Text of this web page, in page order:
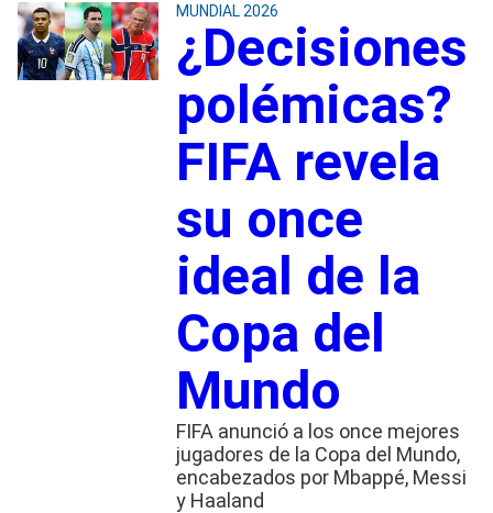
MUNDIAL 2026
¿Decisiones
polémicas?
FIFA revela
su once
ideal de la
Copa del
Mundo
FIFA anunció a los once mejores
jugadores de la Copa del Mundo,
encabezados por Mbappé, Messi
y Haaland